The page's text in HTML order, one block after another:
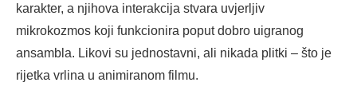
karakter, a njihova interakcija stvara uvjerljiv
mikrokozmos koji funkcionira poput dobro uigranog
ansambla. Likovi su jednostavni, ali nikada plitki – što je
rijetka vrlina u animiranom filmu.